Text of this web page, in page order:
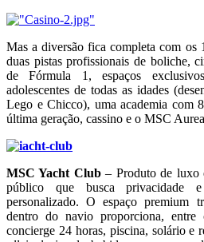
Mas a diversão fica completa com os
duas pistas profissionais de boliche,
de Fórmula 1, espaços
adolescentes de todas as idades
Lego e Chicco), uma academia com
última geração, cassino e o MSC
MSC Yacht Club– Produto de luxo
público que busca privacidade
personalizado. O espaço premium
dentro do navio proporciona, entre
concierge 24 horas, piscina, solário e